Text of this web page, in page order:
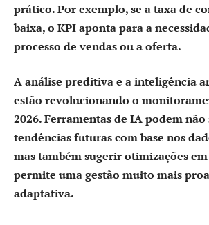
prático. Por exemplo, se a taxa de
baixa, o KPI aponta para a
processo de vendas ou a oferta.
A análise preditiva e a inteligência
estão revolucionando o
2026. Ferramentas de IA podem
tendências futuras com base nos
mas também sugerir otimizações
permite uma gestão muito mais
adaptativa.